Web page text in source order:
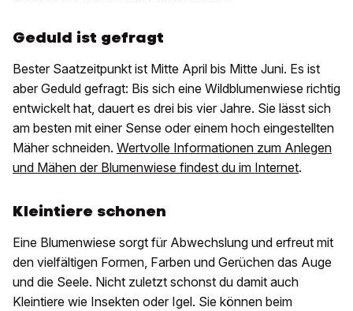
Geduld ist gefragt
Bester Saatzeitpunkt ist Mitte April bis Mitte Juni. Es ist
aber Geduld gefragt: Bis sich eine Wildblumenwiese richtig
entwickelt hat, dauert es drei bis vier Jahre. Sie lässt sich
am besten mit einer Sense oder einem hoch eingestellten
Mäher schneiden. Wertvolle Informationen zum Anlegen
und Mähen der Blumenwiese findest du im Internet.
Kleintiere schonen
Eine Blumenwiese sorgt für Abwechslung und erfreut mit
den vielfältigen Formen, Farben und Gerüchen das Auge
und die Seele. Nicht zuletzt schonst du damit auch
Kleintiere wie Insekten oder Igel. Sie können beim